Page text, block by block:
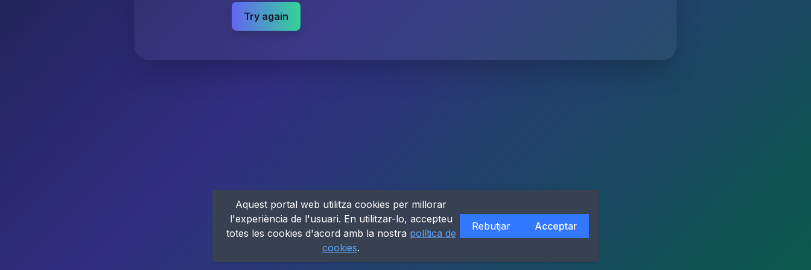
Try again
Aquest portal web utilitza cookies per millorar
l'experiència de l'usuari. En utilitzar-lo, accepteu
totes les cookies d'acord amb la nostra política de
cookies.
Rebutjar Acceptar